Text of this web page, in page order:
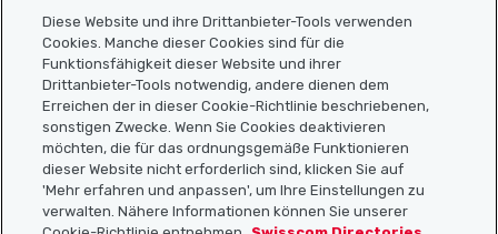
Sitemap
Nützliche Links
Localcities App herunterladen
Diese Website und ihre Drittanbieter-Tools verwenden
Cookies. Manche dieser Cookies sind für die
Funktionsfähigkeit dieser Website und ihrer
Drittanbieter-Tools notwendig, andere dienen dem
Erreichen der in dieser Cookie-Richtlinie beschriebenen,
sonstigen Zwecke. Wenn Sie Cookies deaktivieren
möchten, die für das ordnungsgemäße Funktionieren
dieser Website nicht erforderlich sind, klicken Sie auf
'Mehr erfahren und anpassen', um Ihre Einstellungen zu
verwalten. Nähere Informationen können Sie unserer